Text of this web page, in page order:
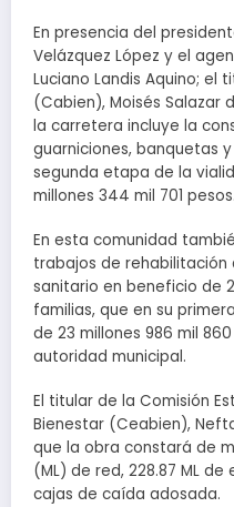
En presencia del
Velázquez López y el
Luciano Landis Aquino; el
(Cabien), Moisés Salazar
la carretera incluye la
guarniciones, banquetas
segunda etapa de la
millones 344 mil 701 pesos.
En esta comunidad
trabajos de rehabilitación
sanitario en beneficio de
familias, que en su
de 23 millones 986 mil
autoridad municipal.
El titular de la Comisión
Bienestar (Ceabien),
que la obra constará de
(ML) de red, 228.87 ML de
cajas de caída adosada.